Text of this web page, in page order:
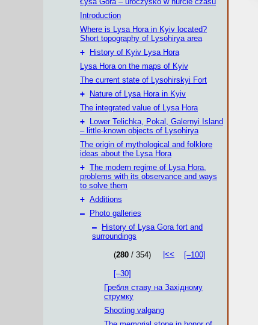
Introduction
Where is Lysa Hora in Kyiv located?
Short topography of Lysohirya area
+
History of Kyiv Lysa Hora
Lysa Hora on the maps of Kyiv
The current state of Lysohirskyi Fort
+
Nature of Lysa Hora in Kyiv
The integrated value of Lysa Hora
+
Lower Telichka, Pokal, Galernyi Island
– little-known objects of Lysohirya
The origin of mythological and folklore
ideas about the Lysa Hora
+ The modern regime of Lysa Hora,
problems with its observance and ways
to solve them
+ Additions
–
Photo galleries
–
History of Lysa Gora fort and
surroundings
(280 / 354) |<< [–100]
[–30]
Гребля ставу на Західному
струмку
Shooting valgang